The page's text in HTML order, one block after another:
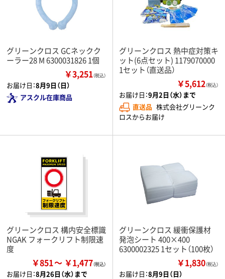
グリーンクロス GCネックク
ーラー28 M 6300031826 1個
￥3,251（税込）
お届け日：8月9日（日）
アスクル在庫商品
グリーンクロス 熱中症対策キ
ット(6点セット) 1179070000
1セット（直送品）
￥5,612（税込）
お届け日：9月2日（水）まで
直送品 株式会社グリーンク
ロスからお届け
グリーンクロス 構内安全標識
NGAK フォークリフト制限速
度
￥851 ￥1,477
お届け日：8月26日（水）まで
グリーンクロス 緩衝保護材
発泡シート 400×400
6300002325 1セット（100枚）
￥1,830（税込）
お届け日：8月9日（日）